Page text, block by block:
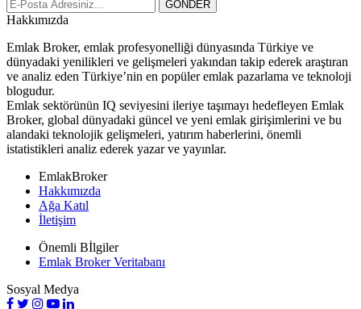
Hakkımızda
Emlak Broker, emlak profesyonelliği dünyasında Türkiye ve
dünyadaki yenilikleri ve gelişmeleri yakından takip ederek araştıran
ve analiz eden Türkiye’nin en popüler emlak pazarlama ve teknoloji
blogudur.
Emlak sektörünün IQ seviyesini ileriye taşımayı hedefleyen Emlak
Broker, global dünyadaki güncel ve yeni emlak girişimlerini ve bu
alandaki teknolojik gelişmeleri, yatırım haberlerini, önemli
istatistikleri analiz ederek yazar ve yayınlar.
EmlakBroker
Hakkımızda
Ağa Katıl
İletişim
Önemli Bİlgiler
Emlak Broker Veritabanı
Sosyal Medya